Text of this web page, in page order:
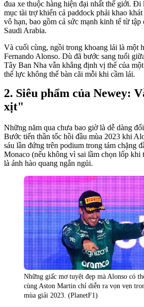
đua xe thuộc hàng hiện đại nhất thế giới. Đi
mục tài trợ khiến cả paddock phải khao
vô hạn, bao gồm cả sức mạnh kinh tế từ
Saudi Arabia.
Và cuối cùng, ngồi trong khoang lái là một
Fernando Alonso. Dù đã bước sang tuổi
Tây Ban Nha vẫn khẳng định vị thế của
thế lực không thể bàn cãi mỗi khi cầm lái.
Siêu phẩm của Newey:
xịt"
Những năm qua chưa bao giờ là dễ dàng
Bước tiến thần tốc hồi đầu mùa 2023 khi
sáu lần đứng trên podium trong tám chặng
Monaco (nếu không vì sai lầm chọn lốp khi
là ánh hào quang ngắn ngủi.
Những giấc mơ tuyệt đẹp mà Alonso có
cùng Aston Martin chỉ diễn ra vọn vẹn
mùa giải 2023. (PlanetF1)